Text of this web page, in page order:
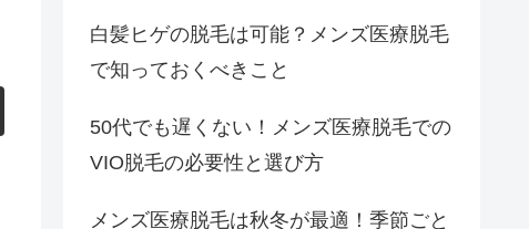
白髪ヒゲの脱毛は可能？メンズ医療脱毛
で知っておくべきこと
50代でも遅くない！メンズ医療脱毛での
VIO脱毛の必要性と選び方
メンズ医療脱毛は秋冬が最適！季節ごと